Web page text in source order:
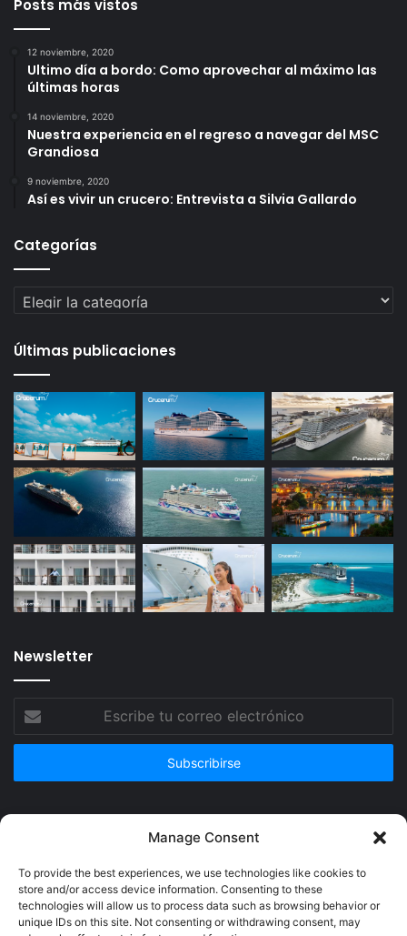
Manage Consent
To provide the best experiences, we use technologies like cookies to
store and/or access device information. Consenting to these
technologies will allow us to process data such as browsing behavior or
unique IDs on this site. Not consenting or withdrawing consent, may
Posts más vistos
12 noviembre, 2020
Ultimo día a bordo: Como aprovechar al máximo las
últimas horas
14 noviembre, 2020
Nuestra experiencia en el regreso a navegar del MSC
Grandiosa
9 noviembre, 2020
Así es vivir un crucero: Entrevista a Silvia Gallardo
Categorías
Categorías
Últimas publicaciones
Newsletter
correo